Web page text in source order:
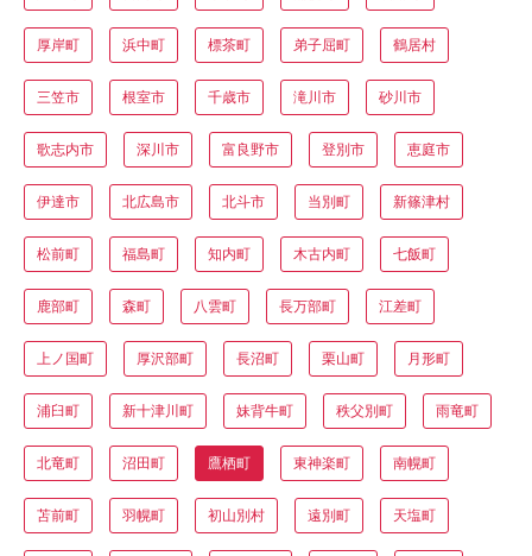
厚岸町 浜中町 標茶町 弟子屈町 鶴居村
三笠市 根室市 千歳市 滝川市 砂川市
歌志内市 深川市 富良野市 登別市 恵庭市
伊達市 北広島市 北斗市 当別町 新篠津村
松前町 福島町 知内町 木古内町 七飯町
鹿部町 森町 八雲町 長万部町 江差町
上ノ国町 厚沢部町 長沼町 栗山町 月形町
浦臼町 新十津川町 妹背牛町 秩父別町 雨竜町
北竜町 沼田町 鷹栖町 東神楽町 南幌町
苫前町 羽幌町 初山別村 遠別町 天塩町